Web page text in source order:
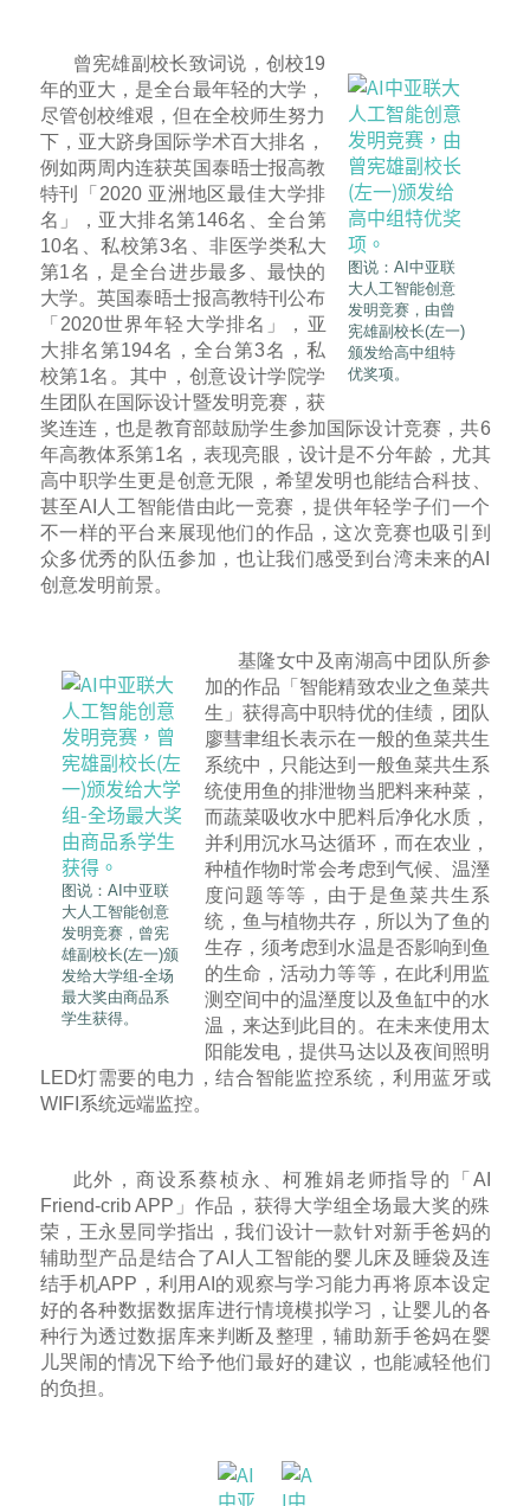
图说：AI中亚联
大人工智能创意
发明竞赛，由曾
宪雄副校长(左一)
颁发给高中组特
优奖项。
曾宪雄副校长致词说，创校19
年的亚大，是全台最年轻的大学，
尽管创校维艰，但在全校师生努力
下，亚大跻身国际学术百大排名，
例如两周内连获英国泰晤士报高教
特刊「2020 亚洲地区最佳大学排
名」，亚大排名第146名、全台第
10名、私校第3名、非医学类私大
第1名，是全台进步最多、最快的
大学。英国泰晤士报高教特刊公布
「2020世界年轻大学排名」，亚
大排名第194名，全台第3名，私
校第1名。其中，创意设计学院学
生团队在国际设计暨发明竞赛，获
奖连连，也是教育部鼓励学生参加国际设计竞赛，共6
年高教体系第1名，表现亮眼，设计是不分年龄，尤其
高中职学生更是创意无限，希望发明也能结合科技、
甚至AI人工智能借由此一竞赛，提供年轻学子们一个
不一样的平台来展现他们的作品，这次竞赛也吸引到
众多优秀的队伍参加，也让我们感受到台湾未来的AI
创意发明前景。
图说：AI中亚联
大人工智能创意
发明竞赛，曾宪
雄副校长(左一)颁
发给大学组-全场
最大奖由商品系
学生获得。
基隆女中及南湖高中团队所参
加的作品「智能精致农业之鱼菜共
生」获得高中职特优的佳绩，团队
廖彗聿组长表示在一般的鱼菜共生
系统中，只能达到一般鱼菜共生系
统使用鱼的排泄物当肥料来种菜，
而蔬菜吸收水中肥料后净化水质，
并利用沉水马达循环，而在农业，
种植作物时常会考虑到气候、温溼
度问题等等，由于是鱼菜共生系
统，鱼与植物共存，所以为了鱼的
生存，须考虑到水温是否影响到鱼
的生命，活动力等等，在此利用监
测空间中的温溼度以及鱼缸中的水
温，来达到此目的。在未来使用太
阳能发电，提供马达以及夜间照明
LED灯需要的电力，结合智能监控系统，利用蓝牙或
WIFI系统远端监控。
此外，商设系蔡桢永、柯雅娟老师指导的「AI
Friend-crib APP」作品，获得大学组全场最大奖的殊
荣，王永昱同学指出，我们设计一款针对新手爸妈的
辅助型产品是结合了AI人工智能的婴儿床及睡袋及连
结手机APP，利用AI的观察与学习能力再将原本设定
好的各种数据数据库进行情境模拟学习，让婴儿的各
种行为透过数据库来判断及整理，辅助新手爸妈在婴
儿哭闹的情况下给予他们最好的建议，也能减轻他们
的负担。